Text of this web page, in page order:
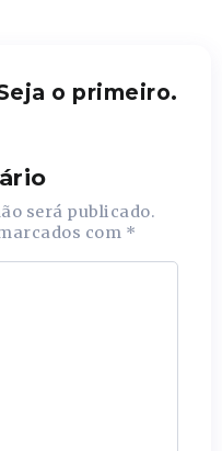
o primeiro.
será publicado.
com *